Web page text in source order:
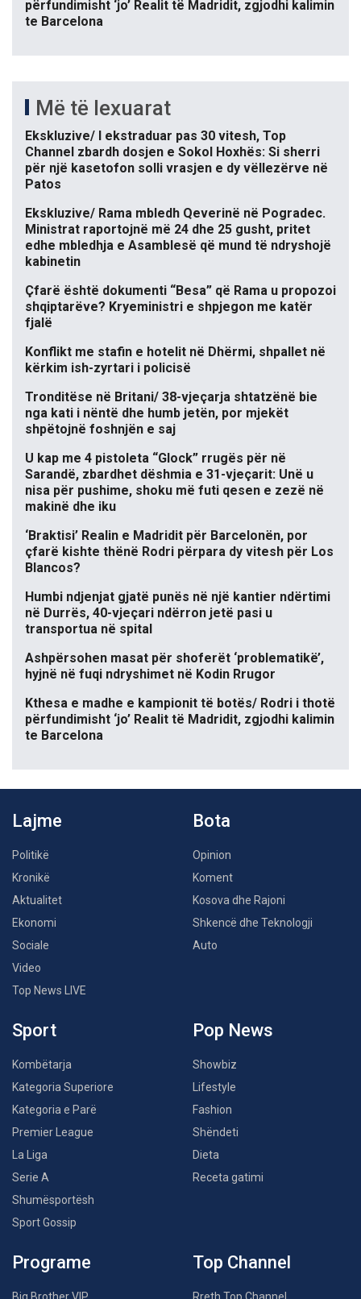
përfundimisht ‘jo’ Realit të Madridit, zgjodhi kalimin
te Barcelona
Më të lexuarat
Ekskluzive/ I ekstraduar pas 30 vitesh, Top
Channel zbardh dosjen e Sokol Hoxhës: Si sherri
për një kasetofon solli vrasjen e dy vëllezërve në
Patos
Ekskluzive/ Rama mbledh Qeverinë në Pogradec.
Ministrat raportojnë më 24 dhe 25 gusht, pritet
edhe mbledhja e Asamblesë që mund të ndryshojë
kabinetin
Çfarë është dokumenti “Besa” që Rama u propozoi
shqiptarëve? Kryeministri e shpjegon me katër
fjalë
Konflikt me stafin e hotelit në Dhërmi, shpallet në
kërkim ish-zyrtari i policisë
Tronditëse në Britani/ 38-vjeçarja shtatzënë bie
nga kati i nëntë dhe humb jetën, por mjekët
shpëtojnë foshnjën e saj
U kap me 4 pistoleta “Glock” rrugës për në
Sarandë, zbardhet dëshmia e 31-vjeçarit: Unë u
nisa për pushime, shoku më futi qesen e zezë në
makinë dhe iku
‘Braktisi’ Realin e Madridit për Barcelonën, por
çfarë kishte thënë Rodri përpara dy vitesh për Los
Blancos?
Humbi ndjenjat gjatë punës në një kantier ndërtimi
në Durrës, 40-vjeçari ndërron jetë pasi u
transportua në spital
Ashpërsohen masat për shoferët ‘problematikë’,
hyjnë në fuqi ndryshimet në Kodin Rrugor
Kthesa e madhe e kampionit të botës/ Rodri i thotë
përfundimisht ‘jo’ Realit të Madridit, zgjodhi kalimin
te Barcelona
Lajme
Politikë
Kronikë
Aktualitet
Ekonomi
Sociale
Video
Top News LIVE
Bota
Opinion
Koment
Kosova dhe Rajoni
Shkencë dhe Teknologji
Auto
Sport
Kombëtarja
Kategoria Superiore
Kategoria e Parë
Premier League
La Liga
Serie A
Shumësportësh
Sport Gossip
Pop News
Showbiz
Lifestyle
Fashion
Shëndeti
Dieta
Receta gatimi
Programe
Big Brother VIP
Top Channel
Rreth Top Channel